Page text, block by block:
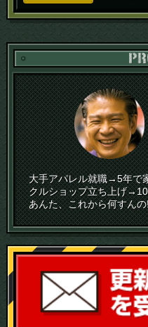
大手アパレル就職→5年
クルショップ立ち上げ
あんた、これから何すん